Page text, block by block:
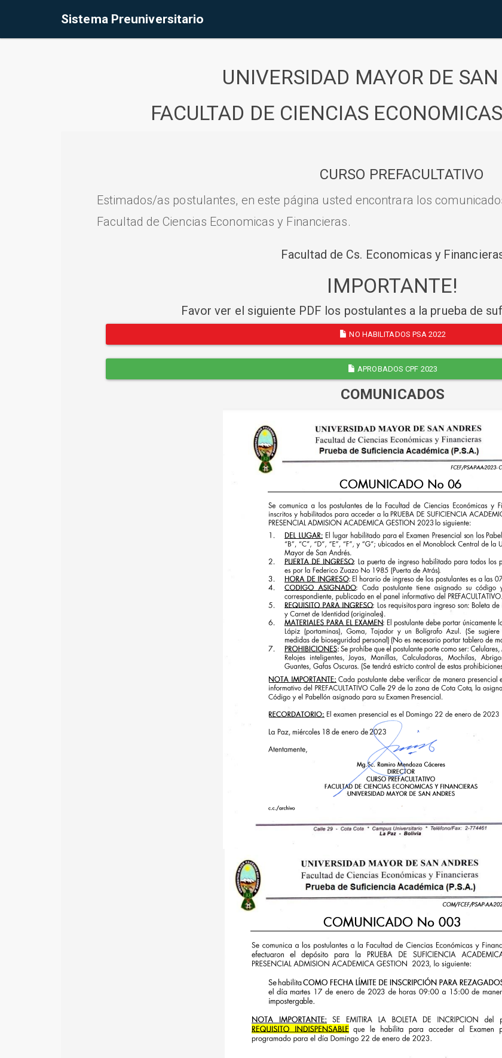
Sistema Preuniversitario
UNIVERSIDAD MAYOR DE
FACULTAD DE CIENCIAS
CURSO PREFACULTATIVO
Estimados/as postulantes, en este página usted encontrara los
Facultad de Ciencias Economicas y Financieras.
Facultad de Cs. Economicas y
IMPORTANTE!
Favor ver el siguiente PDF los postulantes a la prueba de
NO HABILITADOS PSA 2022
APROBADOS CPF 2023
COMUNICADOS